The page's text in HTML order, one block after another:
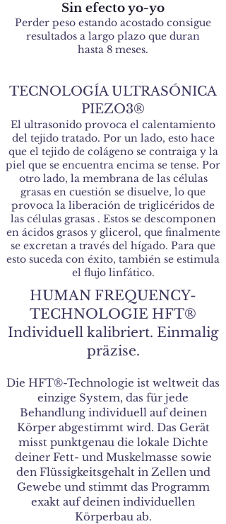
Sin efecto yo-yo
Perder peso estando acostado consigue
resultados a largo plazo que duran
hasta 8 meses.
TECNOLOGÍA ULTRASÓNICA
PIEZO3®
El ultrasonido provoca el calentamiento
del tejido tratado. Por un lado, esto hace
que el tejido de colágeno se contraiga y la
piel que se encuentra encima se tense. Por
otro lado, la membrana de las células
grasas en cuestión se disuelve, lo que
provoca la liberación de triglicéridos de
las células grasas . Estos se descomponen
en ácidos grasos y glicerol, que finalmente
se excretan a través del hígado. Para que
esto suceda con éxito, también se estimula
el flujo linfático.
HUMAN FREQUENCY-
TECHNOLOGIE HFT®
Individuell kalibriert. Einmalig
präzise.
Die HFT®-Technologie ist weltweit das
einzige System, das für jede
Behandlung individuell auf deinen
Körper abgestimmt wird. Das Gerät
misst punktgenau die lokale Dichte
deiner Fett- und Muskelmasse sowie
den Flüssigkeitsgehalt in Zellen und
Gewebe und stimmt das Programm
exakt auf deinen individuellen
Körperbau ab.